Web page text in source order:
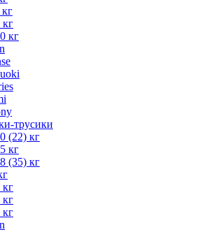
кг
кг
трусики
(22) кг
кг
(35) кг
кг
кг
кг